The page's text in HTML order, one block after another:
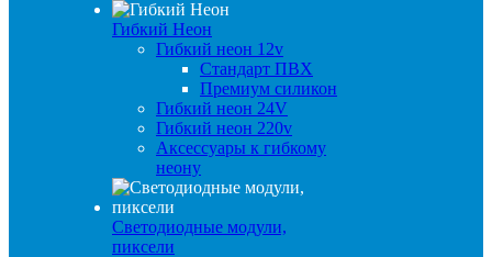
Гибкий Неон
Гибкий неон 12v
Стандарт ПВХ
Премиум силикон
Гибкий неон 24V
Гибкий неон 220v
Аксессуары к гибкому
неону
Светодиодные модули,
пиксели